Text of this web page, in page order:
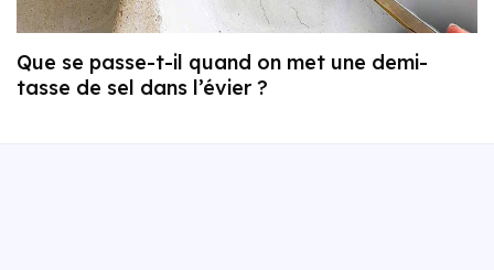
Que se passe-t-il quand on met une demi-
tasse de sel dans l’évier ?